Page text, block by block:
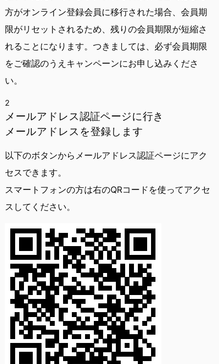
方がオンライン登録会員に移行された場合、会員期
限がリセットされるため、残りの会員期限が短縮さ
れることになります。つきましては、必ず会員期限
をご確認のうえキャンペーンにお申し込みくださ
い。
2
メールアドレス認証ページに行き
メールアドレスを登録します
以下のボタンからメールアドレス認証ページにアク
セスできます。
スマートフォンの方は右のQRコードを使ってアクセ
スしてください。